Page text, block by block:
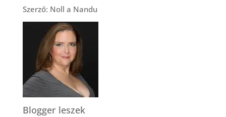
Szerző: Noll a Nandu
Blogger leszek